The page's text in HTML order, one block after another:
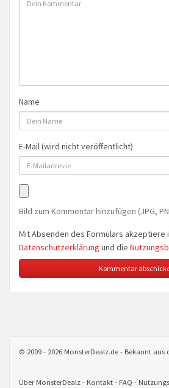
Name
E-Mail (wird nicht veröffentlicht)
Bild zum Kommentar hinzufügen (JPG,
Mit Absenden des Formulars akzeptiere
Datenschutzerklärung und die
© 2009 - 2026 MonsterDealz.de - Bekannt aus
Über MonsterDealz Kontakt FAQ